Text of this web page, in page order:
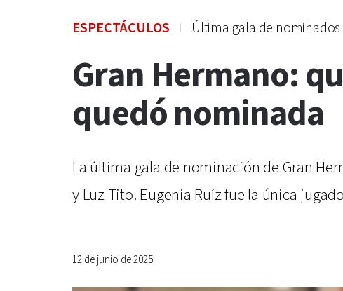
ESPECTÁCULOS Última gala de nominados
Gran Hermano:
quedó nominada
La última gala de nominación de Gran
y Luz Tito. Eugenia Ruíz fue la única
12 de junio de 2025